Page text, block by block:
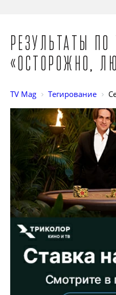
Результаты по
«Осторожно,
TV Mag Тегирование